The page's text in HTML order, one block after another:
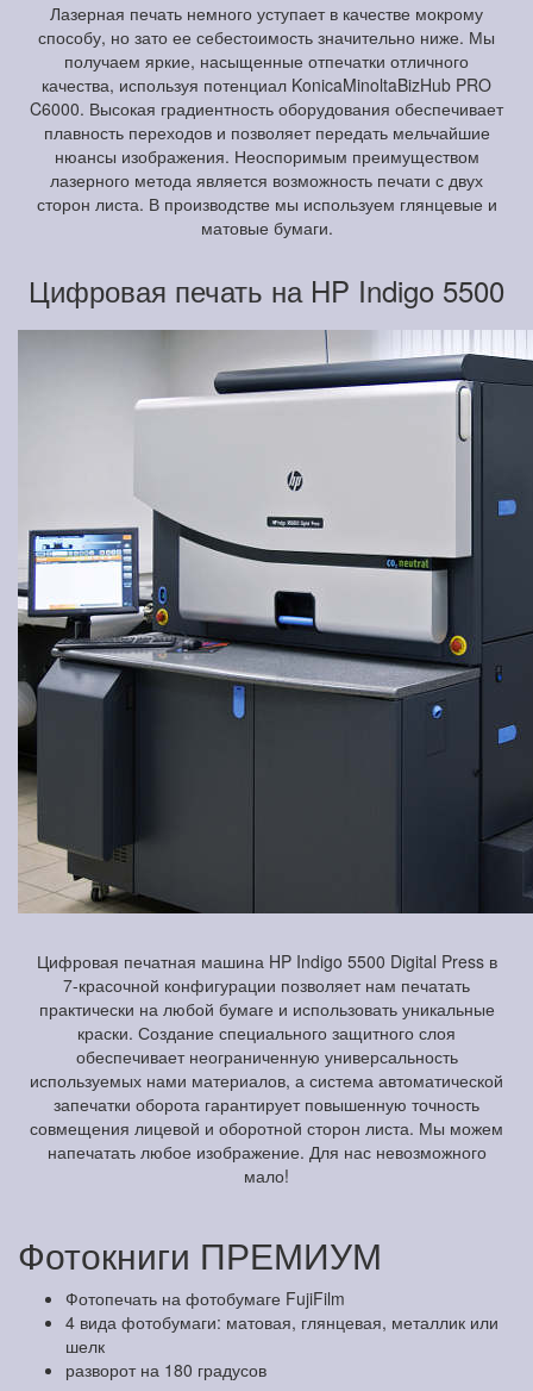
Лазерная печать немного уступает в качестве мокрому
способу, но зато ее себестоимость значительно ниже. Мы
получаем яркие, насыщенные отпечатки отличного
качества, используя потенциал KonicaMinoltaBizHub PRO
C6000. Высокая градиентность оборудования обеспечивает
плавность переходов и позволяет передать мельчайшие
нюансы изображения. Неоспоримым преимуществом
лазерного метода является возможность печати с двух
сторон листа. В производстве мы используем глянцевые и
матовые бумаги.
Цифровая печать на HP Indigo 5500
Цифровая печатная машина HP Indigo 5500 Digital Press в
7-красочной конфигурации позволяет нам печатать
практически на любой бумаге и использовать уникальные
краски. Создание специального защитного слоя
обеспечивает неограниченную универсальность
используемых нами материалов, а система автоматической
запечатки оборота гарантирует повышенную точность
совмещения лицевой и оборотной сторон листа. Мы можем
напечатать любое изображение. Для нас невозможного
мало!
Фотокниги ПРЕМИУМ
Фотопечать на фотобумаге FujiFilm
4 вида фотобумаги: матовая, глянцевая, металлик или
шелк
разворот на 180 градусов